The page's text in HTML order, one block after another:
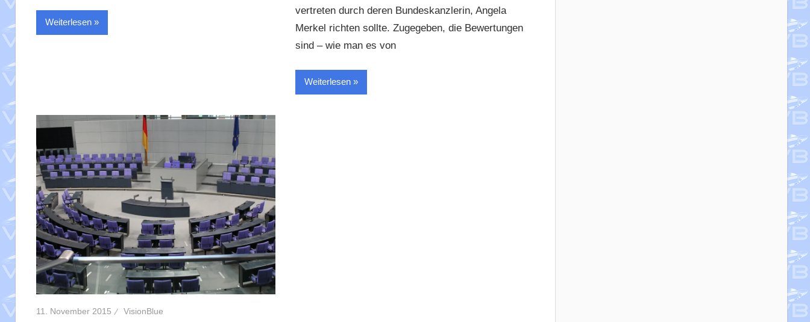
Weiterlesen
vertreten durch deren Bundeskanzlerin, Angela
Merkel richten sollte. Zugegeben, die Bewertungen
sind – wie man es von
Weiterlesen
11. November 2015 VisionBlue